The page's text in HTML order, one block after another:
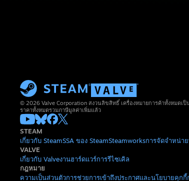
© 2026 Valve Corporation สงวนลิขสิทธิ์ เครื่องหมายการค้าทั้งหมดเ
ราคาทั้งหมดรวมภาษีมูลค่าเพิ่มแล้ว
STEAM
เกี่ยวกับ SteamSSA ของ SteamSteamworksการจัดจำหน่า
VALVE
เกี่ยวกับ Valveงานฮาร์ดแวร์การรีไซเคิล
กฎหมาย
ความเป็นส่วนตัวการช่วยการเข้าถึงประกาศและนโยบายคุกกี้